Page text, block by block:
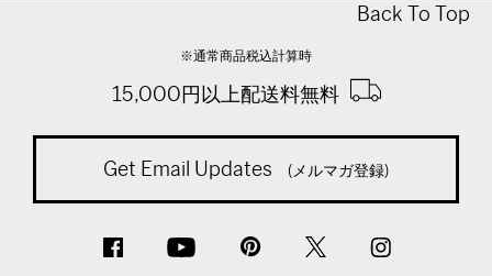
Back To Top
※通常商品税込計算時
15,000円以上配送料無料
Get Email Updates (メルマガ登録)